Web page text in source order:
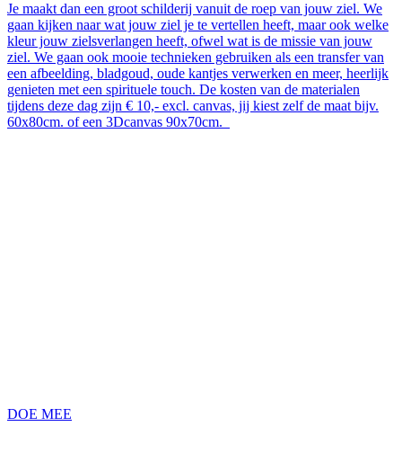
Je maakt dan een groot schilderij vanuit de roep van jouw ziel. We
gaan kijken naar wat jouw ziel je te vertellen heeft, maar ook welke
kleur jouw zielsverlangen heeft, ofwel wat is de missie van jouw
ziel. We gaan ook mooie technieken gebruiken als een transfer van
een afbeelding, bladgoud, oude kantjes verwerken en meer, heerlijk
genieten met een spirituele touch. De kosten van de materialen
tijdens deze dag zijn € 10,- excl. canvas, jij kiest zelf de maat bijv.
60x80cm. of een 3Dcanvas 90x70cm.
DOE MEE